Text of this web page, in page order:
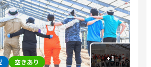
+1
空きあり